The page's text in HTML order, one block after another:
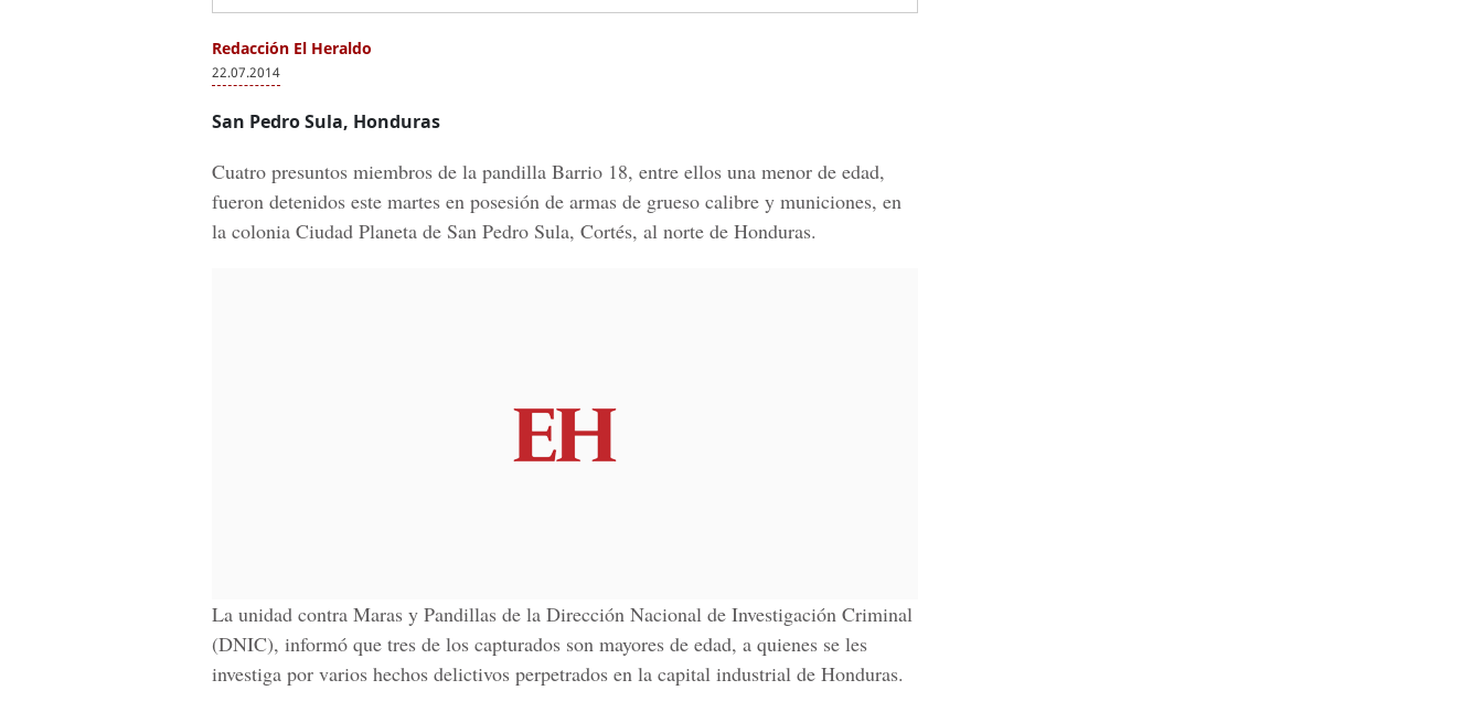
Redacción El Heraldo
22.07.2014
San Pedro Sula, Honduras
Cuatro presuntos miembros de la pandilla Barrio 18, entre ellos una menor de edad,
fueron detenidos este martes en posesión de armas de grueso calibre y municiones, en
la colonia Ciudad Planeta de San Pedro Sula, Cortés, al norte de Honduras.
La unidad contra Maras y Pandillas de la Dirección Nacional de Investigación Criminal
(DNIC), informó que tres de los capturados son mayores de edad, a quienes se les
investiga por varios hechos delictivos perpetrados en la capital industrial de Honduras.